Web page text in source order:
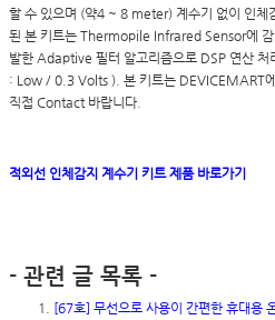
할 수 있으며 (약4 ~ 8 meter) 계수기 없이 인체
된 본 키트는 Thermopile Infrared Sensor에
발한 Adaptive 필터 알고리즘으로 DSP 연산
: Low / 0.3 Volts ). 본 키트는 DEVICEMART에
직접 Contact 바랍니다.
적외선 인체감지 계수기 키트 제품 바로가기
- 관련 글 목록 -
[67호] 무선으로 사용이 간편한 휴대용